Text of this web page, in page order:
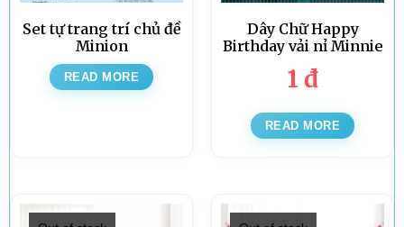
Set tự trang trí chủ đề
Minion
READ MORE
Dây Chữ Happy
Birthday vải nỉ Minnie
1 đ
READ MORE